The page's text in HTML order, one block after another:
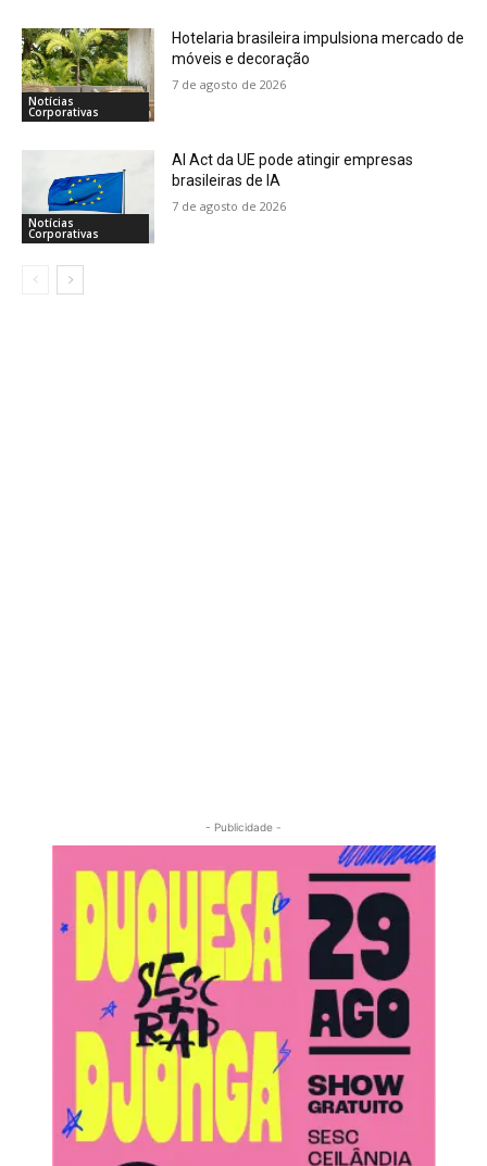
Notícias
Corporativas
Hotelaria brasileira impulsiona mercado de
móveis e decoração
7 de agosto de 2026
Notícias
Corporativas
AI Act da UE pode atingir empresas
brasileiras de IA
7 de agosto de 2026
- Publicidade -